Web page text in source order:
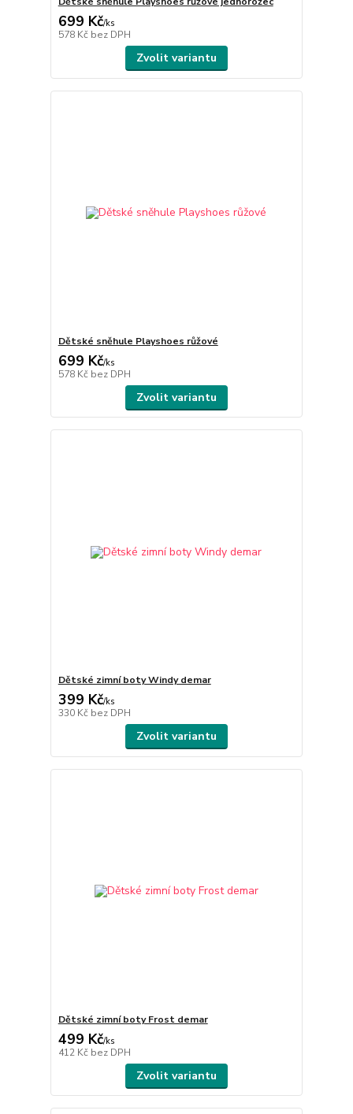
699 Kč/ks
578 Kč bez DPH
Zvolit variantu
Dětské sněhule Playshoes růžové
699 Kč/ks
578 Kč bez DPH
Zvolit variantu
Dětské zimní boty Windy demar
399 Kč/ks
330 Kč bez DPH
Zvolit variantu
Dětské zimní boty Frost demar
499 Kč/ks
412 Kč bez DPH
Zvolit variantu